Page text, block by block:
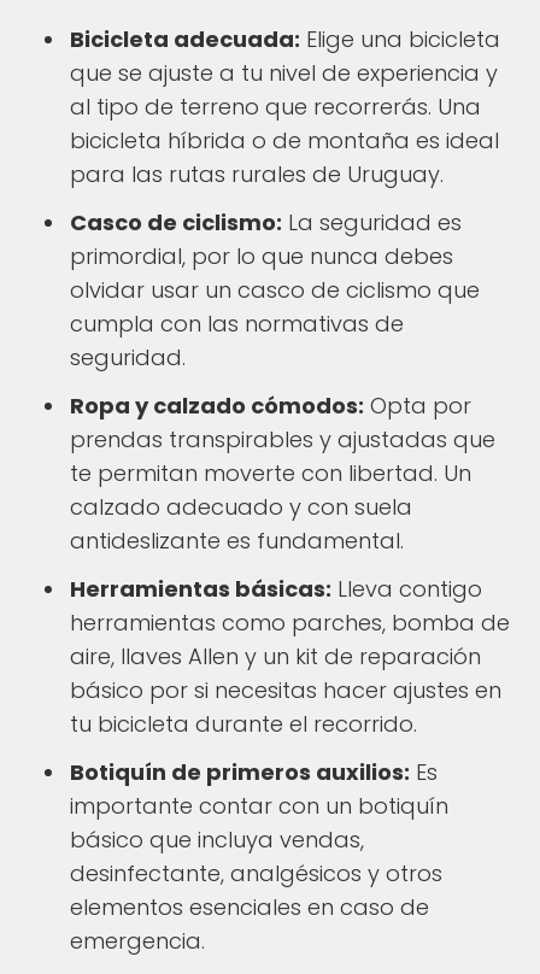
Bicicleta adecuada: Elige una bicicleta
que se ajuste a tu nivel de experiencia y
al tipo de terreno que recorrerás. Una
bicicleta híbrida o de montaña es ideal
para las rutas rurales de Uruguay.
Casco de ciclismo: La seguridad es
primordial, por lo que nunca debes
olvidar usar un casco de ciclismo que
cumpla con las normativas de
seguridad.
Ropa y calzado cómodos: Opta por
prendas transpirables y ajustadas que
te permitan moverte con libertad. Un
calzado adecuado y con suela
antideslizante es fundamental.
Herramientas básicas: Lleva contigo
herramientas como parches, bomba de
aire, llaves Allen y un kit de reparación
básico por si necesitas hacer ajustes en
tu bicicleta durante el recorrido.
Botiquín de primeros auxilios: Es
importante contar con un botiquín
básico que incluya vendas,
desinfectante, analgésicos y otros
elementos esenciales en caso de
emergencia.